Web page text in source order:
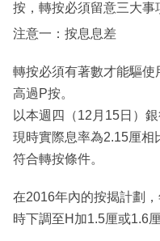
按，轉按必須留意三大事
注意一：按息息差
轉按必須有著數才能驅
高過P按。
以本週四（12月15日）
現時實際息率為2.15厘相
符合轉按條件。
在2016年內的按揭計劃
時下調至H加1.5厘或1.6